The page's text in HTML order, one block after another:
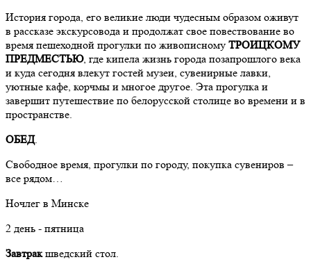
История города, его великие люди чудесным образом оживут
в рассказе экскурсовода и продолжат свое повествование во
время пешеходной прогулки по живописному ТРОИЦКОМУ
ПРЕДМЕСТЬЮ, где кипела жизнь города позапрошлого века
и куда сегодня влекут гостей музеи, сувенирные лавки,
уютные кафе, корчмы и многое другое. Эта прогулка и
завершит путешествие по белорусской столице во времени и в
пространстве.
ОБЕД.
Свободное время, прогулки по городу, покупка сувениров –
все рядом…
Ночлег в Минске
2 день - пятница
Завтракшведский стол.